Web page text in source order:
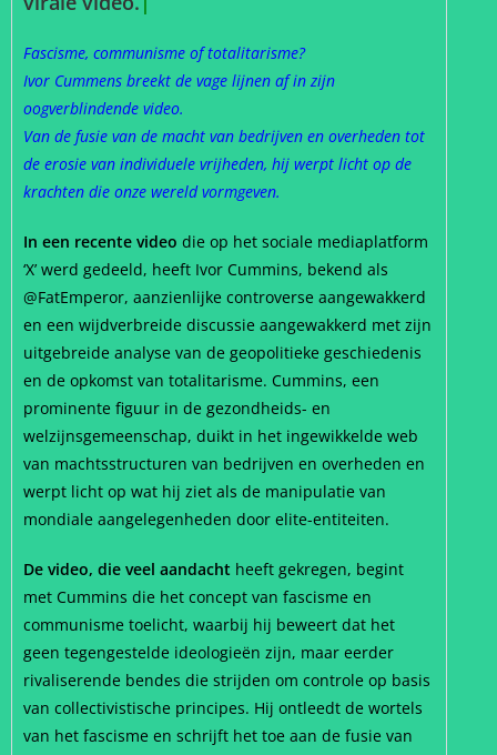
Fascisme, communisme of totalitarisme?
Ivor Cummens breekt de vage lijnen af in zijn
oogverblindende video.
Van de fusie van de macht van bedrijven en overheden tot
de erosie van individuele vrijheden, hij werpt licht op de
krachten die onze wereld vormgeven.
In een recente video die op het sociale mediaplatform
‘X’ werd gedeeld, heeft Ivor Cummins, bekend als
@FatEmperor, aanzienlijke controverse aangewakkerd
en een wijdverbreide discussie aangewakkerd met zijn
uitgebreide analyse van de geopolitieke geschiedenis
en de opkomst van totalitarisme. Cummins, een
prominente figuur in de gezondheids- en
welzijnsgemeenschap, duikt in het ingewikkelde web
van machtsstructuren van bedrijven en overheden en
werpt licht op wat hij ziet als de manipulatie van
mondiale aangelegenheden door elite-entiteiten.
De video, die veel aandacht heeft gekregen, begint
met Cummins die het concept van fascisme en
communisme toelicht, waarbij hij beweert dat het
geen tegengestelde ideologieën zijn, maar eerder
rivaliserende bendes die strijden om controle op basis
van collectivistische principes. Hij ontleedt de wortels
van het fascisme en schrijft het toe aan de fusie van